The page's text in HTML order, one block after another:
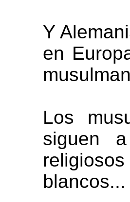
Y
en
Los
siguen
blancos...